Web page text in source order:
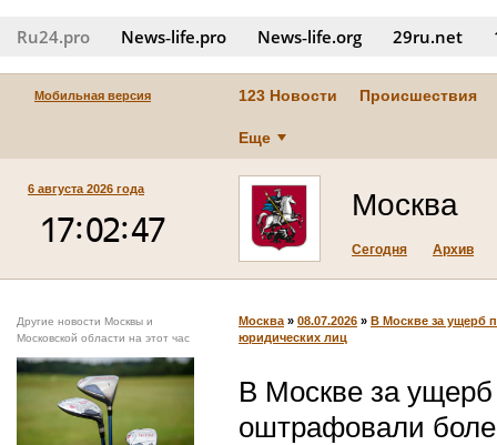
Ru24.pro News‑life.pro News‑life.org 29ru.net
Мобильная версия 123 Новости Происшествия
Еще
6 августа 2026 года Москва
Сегодня Архив
Другие новости Москвы и
Московской области на этот час
Москва » 08.07.2026 » В Москве за ущерб
юридических лиц
В Москве за
оштрафовали